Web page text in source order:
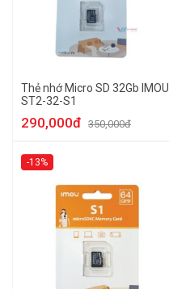
Thẻ nhớ Micro SD 32Gb IMOU
ST2-32-S1
290,000đ 350,000đ
-13%